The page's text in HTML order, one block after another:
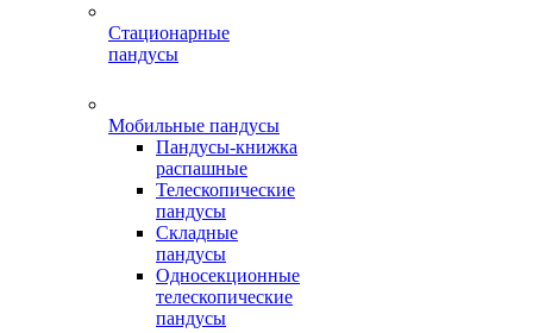
Стационарные
пандусы
Мобильные пандусы
Пандусы-книжка
распашные
Телескопические
пандусы
Складные
пандусы
Односекционные
телескопические
пандусы